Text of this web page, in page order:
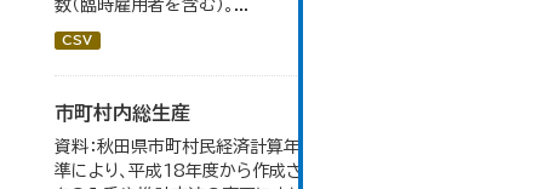
数（臨時雇用者を含む）。...
CSV
市町村内総生産
資料：秋田県市町村民経済計算年報。数値は平成23年基
準により、平成18年度から作成されたもので、 新たなデー